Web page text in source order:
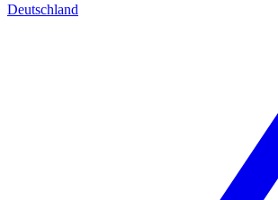
Deutschland